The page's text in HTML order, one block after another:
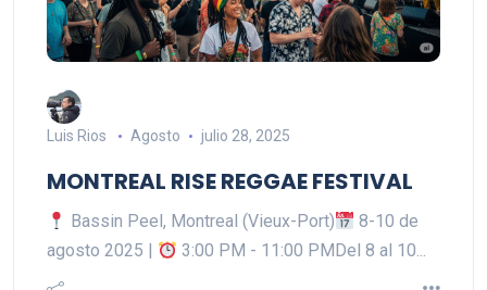
Luis Rios Agosto julio 28, 2025
MONTREAL RISE REGGAE FESTIVAL
Bassin Peel, Montreal (Vieux-Port)
8-10 de
agosto 2025 |
3:00 PM - 11:00 PMDel 8 al 10...